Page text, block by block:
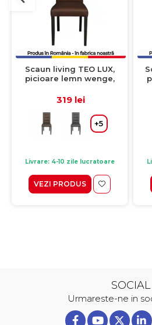
Scaun living TEO LUX,
picioare lemn wenge,
deschis, 46x60x98 cm
319 lei
+5
Livrare: 4-10 zile lucratoare
VEZI PRODUS
SOCIAL
Urmareste-ne in